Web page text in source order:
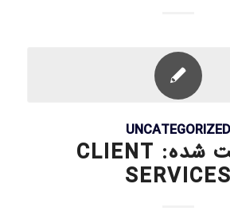
UNCATEGORIZED
حفاظت شده: CLIENT
SERVICES